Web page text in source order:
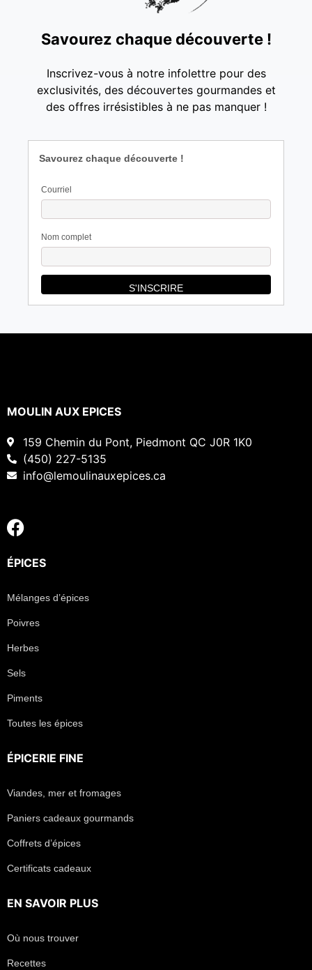
Savourez chaque découverte !
Inscrivez-vous à notre infolettre pour des
exclusivités, des découvertes gourmandes et
des offres irrésistibles à ne pas manquer !
Savourez chaque découverte !
Courriel
Nom complet
MOULIN AUX EPICES
159 Chemin du Pont, Piedmont QC J0R 1K0
(450) 227-5135
info@lemoulinauxepices.ca
ÉPICES
Mélanges d’épices
Poivres
Herbes
Sels
Piments
Toutes les épices
ÉPICERIE FINE
Viandes, mer et fromages
Paniers cadeaux gourmands
Coffrets d’épices
Certificats cadeaux
EN SAVOIR PLUS
Où nous trouver
Recettes